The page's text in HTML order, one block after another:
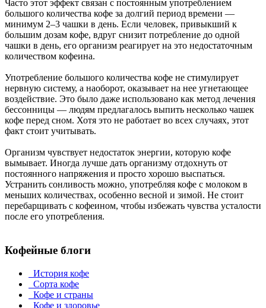
Часто этот эффект связан с постоянным употреблением
большого количества кофе за долгий период времени —
минимум 2–3 чашки в день. Если человек, привыкший к
большим дозам кофе, вдруг снизит потребление до одной
чашки в день, его организм реагирует на это недостаточным
количеством кофеина.
Употребление большого количества кофе не стимулирует
нервную систему, а наоборот, оказывает на нее угнетающее
воздействие. Это было даже использовано как метод лечения
бессонницы — людям предлагалось выпить несколько чашек
кофе перед сном. Хотя это не работает во всех случаях, этот
факт стоит учитывать.
Организм чувствует недостаток энергии, которую кофе
вымывает. Иногда лучше дать организму отдохнуть от
постоянного напряжения и просто хорошо выспаться.
Устранить сонливость можно, употребляя кофе с молоком в
меньших количествах, особенно весной и зимой. Не стоит
перебарщивать с кофеином, чтобы избежать чувства усталости
после его употребления.
Кофейные блоги
История кофе
Сорта кофе
Кофе и страны
Кофе и здоровье